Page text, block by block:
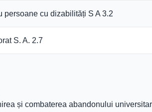
persoane cu dizabilități S A 3.2
S. A. 2.7
și combaterea abandonului